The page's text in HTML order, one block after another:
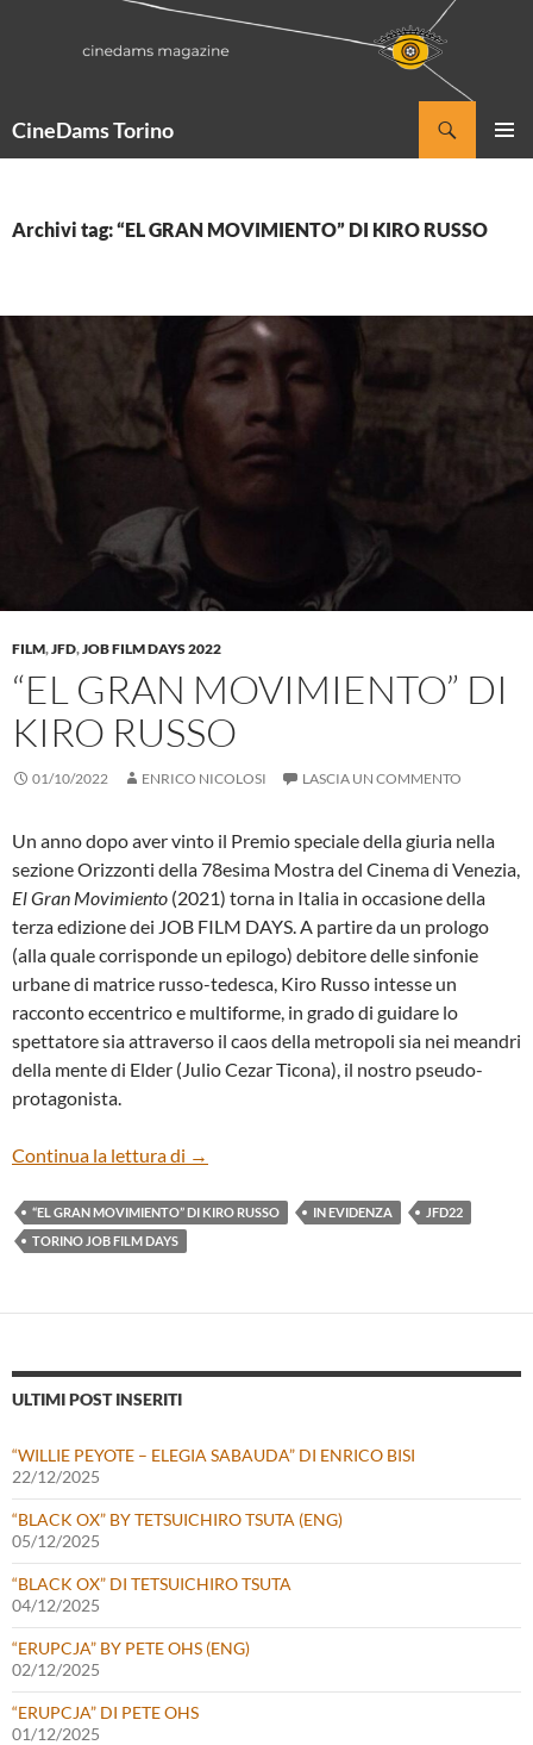
CineDams Torino
Archivi tag: “EL GRAN MOVIMIENTO” DI KIRO RUSSO
FILM,JFD,JOB FILM DAYS 2022
“EL GRAN MOVIMIENTO” DI
KIRO RUSSO
01/10/2022 ENRICO NICOLOSI LASCIA UN COMMENTO
Un anno dopo aver vinto il Premio speciale della giuria nella
sezione Orizzonti della 78esima Mostra del Cinema di Venezia,
El Gran Movimiento (2021) torna in Italia in occasione della
terza edizione dei JOB FILM DAYS. A partire da un prologo
(alla quale corrisponde un epilogo) debitore delle sinfonie
urbane di matrice russo-tedesca, Kiro Russo intesse un
racconto eccentrico e multiforme, in grado di guidare lo
spettatore sia attraverso il caos della metropoli sia nei meandri
della mente di Elder (Julio Cezar Ticona), il nostro pseudo-
protagonista.
Continua la lettura di “EL GRAN MOVIMIENTO” DI KIRO
→
“EL GRAN MOVIMIENTO” DI KIRO RUSSO IN EVIDENZA
JFD22
TORINO JOB FILM DAYS
ULTIMI POST INSERITI
“WILLIE PEYOTE – ELEGIA SABAUDA” DI ENRICO BISI
22/12/2025
“BLACK OX” BY TETSUICHIRO TSUTA (ENG)
05/12/2025
“BLACK OX” DI TETSUICHIRO TSUTA
04/12/2025
“ERUPCJA” BY PETE OHS (ENG)
02/12/2025
“ERUPCJA” DI PETE OHS
01/12/2025